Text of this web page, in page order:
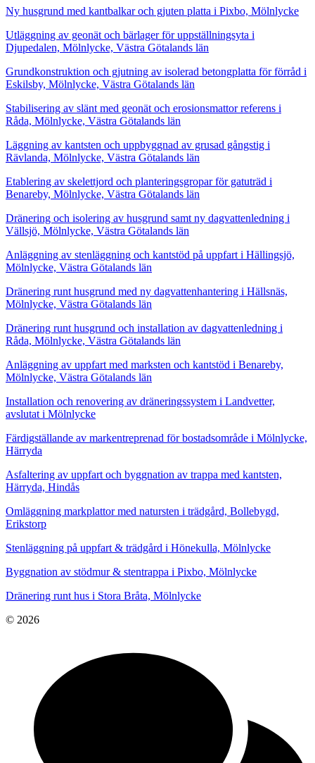
Ny husgrund med kantbalkar och gjuten platta i Pixbo, Mölnlycke
Utläggning av geonät och bärlager för uppställningsyta i
Djupedalen, Mölnlycke, Västra Götalands län
Grundkonstruktion och gjutning av isolerad betongplatta för förråd i
Eskilsby, Mölnlycke, Västra Götalands län
Stabilisering av slänt med geonät och erosionsmattor referens i
Råda, Mölnlycke, Västra Götalands län
Läggning av kantsten och uppbyggnad av grusad gångstig i
Rävlanda, Mölnlycke, Västra Götalands län
Etablering av skelettjord och planteringsgropar för gatuträd i
Benareby, Mölnlycke, Västra Götalands län
Dränering och isolering av husgrund samt ny dagvattenledning i
Vällsjö, Mölnlycke, Västra Götalands län
Anläggning av stenläggning och kantstöd på uppfart i Hällingsjö,
Mölnlycke, Västra Götalands län
Dränering runt husgrund med ny dagvattenhantering i Hällsnäs,
Mölnlycke, Västra Götalands län
Dränering runt husgrund och installation av dagvattenledning i
Råda, Mölnlycke, Västra Götalands län
Anläggning av uppfart med marksten och kantstöd i Benareby,
Mölnlycke, Västra Götalands län
Installation och renovering av dräneringssystem i Landvetter,
avslutat i Mölnlycke
Färdigställande av markentreprenad för bostadsområde i Mölnlycke,
Härryda
Asfaltering av uppfart och byggnation av trappa med kantsten,
Härryda, Hindås
Omläggning markplattor med natursten i trädgård, Bollebygd,
Erikstorp
Stenläggning på uppfart & trädgård i Hönekulla, Mölnlycke
Byggnation av stödmur & stentrappa i Pixbo, Mölnlycke
Dränering runt hus i Stora Bråta, Mölnlycke
© 2026